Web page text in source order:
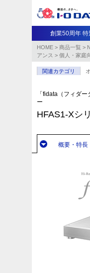
創業50周年 特
HOME > 商品一覧 >
アンス​ > 個人・家庭
関連カテゴリ
「fidata（フィダ
ー
HFAS1-Xシ
概要・特長